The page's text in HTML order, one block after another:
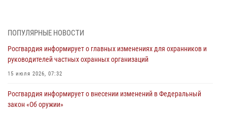
празднования Дня Крещения Руси
28 июля 2026, 08:57
Росгвардии для ивановской молодежи
27 июля 2026, 14:10
ПОПУЛЯРНЫЕ НОВОСТИ
Росгвардия информирует о главных изменениях для охранников и
руководителей частных охранных организаций
15 июля 2026, 07:32
Росгвардия информирует о внесении изменений в Федеральный
закон «Об оружии»